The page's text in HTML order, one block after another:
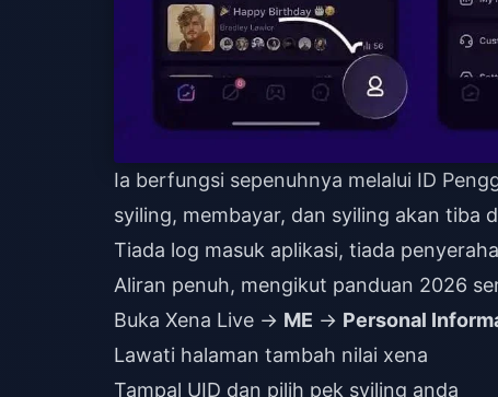
Ia berfungsi sepenuhnya melalui ID
syiling, membayar, dan syiling akan tiba
Tiada log masuk aplikasi, tiada
Aliran penuh, mengikut panduan 2026
Buka Xena Live → ME → Personal
Lawati halaman tambah nilai xena
Tampal UID dan pilih pek syiling anda